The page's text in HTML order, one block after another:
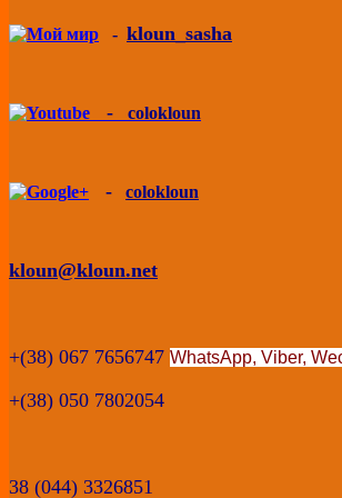
- kloun_sasha
- colokloun
- colokloun
kloun@kloun.net
+(38) 067 7656747 WhatsApp, Viber,
+(38) 050 7802054
38 (044) 3326851